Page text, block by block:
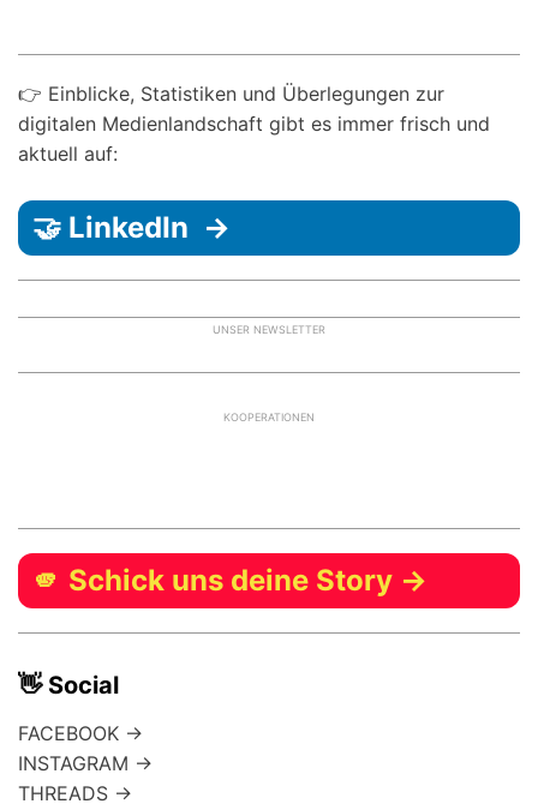
👉 Einblicke, Statistiken und Überlegungen zur
digitalen Medienlandschaft gibt es immer frisch und
aktuell auf:
🤝 LinkedIn →
UNSER NEWSLETTER
KOOPERATIONEN
🫵 Schick uns deine Story →
👋 Social
FACEBOOK →
INSTAGRAM →
THREADS →